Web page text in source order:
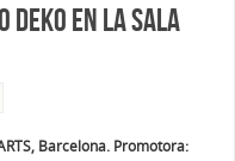
Deko en la Sala
Barcelona. Promotora: